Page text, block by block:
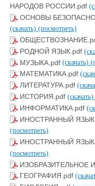
НАРОДОВ РОССИИ.pdf
ОСНОВЫ
(скачать) (посмотреть)
РОДНОЙ ЯЗЫК.pdf
МУЗЫКА.pdf (скачать)
МАТЕМАТИКА.pdf
ЛИТЕРАТУРА.pdf
ИСТОРИЯ.pdf (скачать)
ИНФОРМАТИКА.pdf
ИНОСТРАННЫЙ
(посмотреть)
ИНОСТРАННЫЙ ЯЗЫК
(посмотреть)
ИЗОБРАЗИТЕЛЬНОЕ
ГЕОГРАФИЯ.pdf